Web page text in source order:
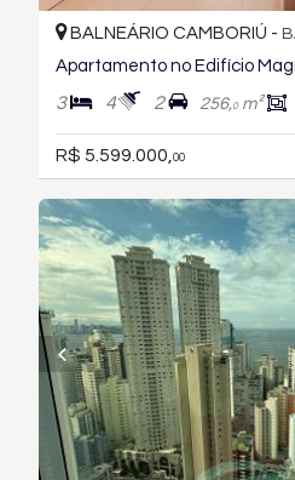
BALNEÁRIO CAMBORIÚ -
Apartamento no Edifício
3 4 2 256,0m²
R$ 5.599.000, 00